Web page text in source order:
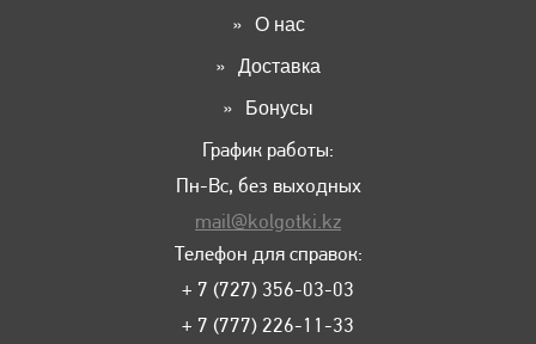
О нас
Доставка
Бонусы
График работы:
Пн-Вс, без выходных
mail@kolgotki.kz
Телефон для справок:
+ 7 (727) 356-03-03
+ 7 (777) 226-11-33